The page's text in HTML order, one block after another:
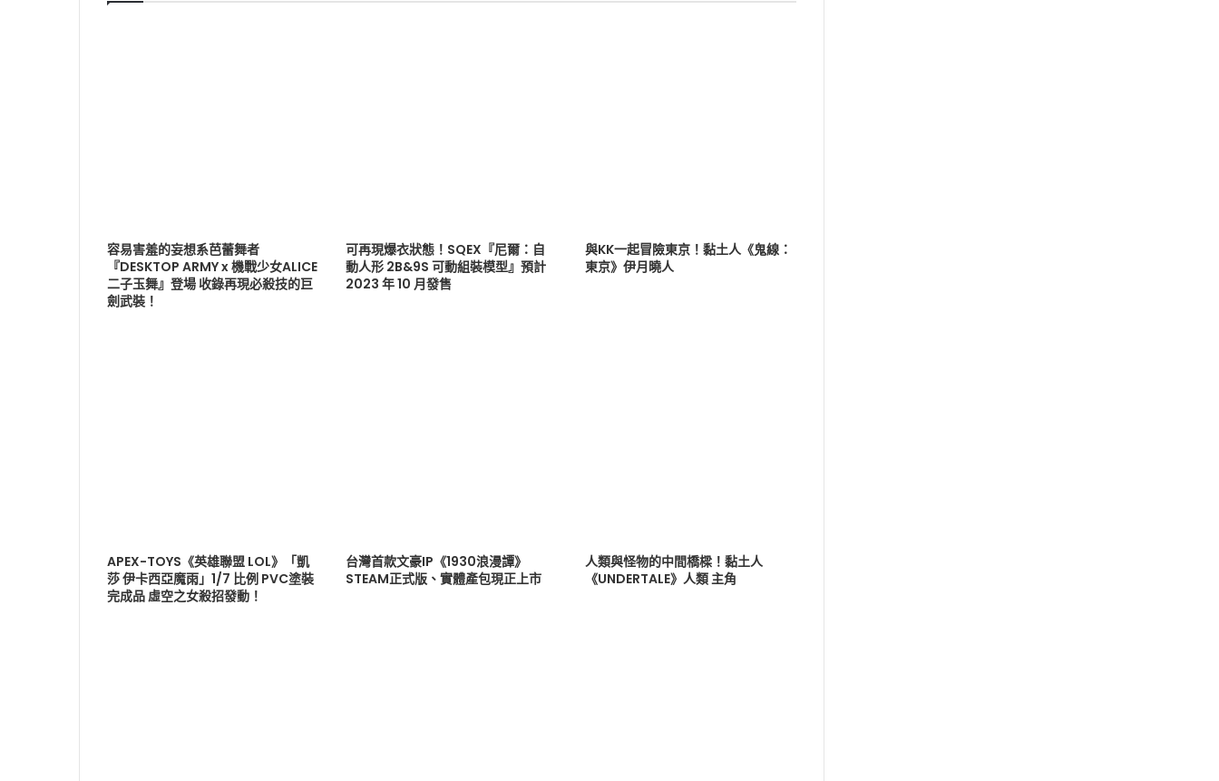
容易害羞的妄想系芭蕾舞者
『DESKTOP ARMY x 機戰少女ALICE
二子玉舞』登場 收錄再現必殺技的巨
劍武裝！
可再現爆衣狀態！SQEX『尼爾：自
動人形 2B&9S 可動組裝模型』預計
2023 年 10 月發售
與KK一起冒險東京！黏土人《鬼線：
東京》伊月曉人
APEX-TOYS《英雄聯盟 LOL》「凱
莎 伊卡西亞魔雨」1/7 比例 PVC塗裝
完成品 虛空之女殺招發動！
台灣首款文豪IP《1930浪漫譚》
STEAM正式版、實體產包現正上市
人類與怪物的中間橋樑！黏土人
《UNDERTALE》人類 主角